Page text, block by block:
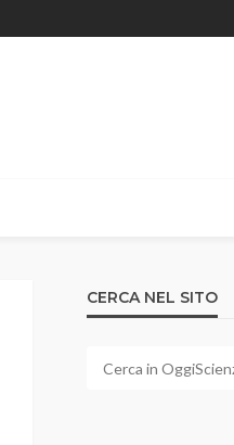
CERCA NEL SITO